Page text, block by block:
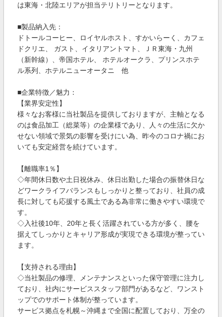
は東海・北陸エリアが担当テリトリーとなります。
■製品納入先：
ドトールコーヒー、ロイヤルホスト、すかいらーく、カフェ
ドクリエ、 ガスト、イタリアントマト、ＪＲ東海・九州
（新幹線）、帝国ホテル、 ホテルオークラ、プリンスホテ
ル系列、ホテルニューオータニ 他
■企業特徴／魅力：
【業界安定性】
様々なお客様に当社製品を提供しておりますが、主軸となる
のは食品加工（総菜等）の企業様であり、人々の生活に欠か
せない領域で景気の影響を受けにい為、昨今のコロナ禍にお
いても安定経営を続けています。
【離職率1％】
◇年間休日数や土日祝休み、休日出勤した場合の振替休日な
どワークライフバランスもしっかりと整っており、社員の成
長に対しても応援する風土である為非常に働きやすい環境で
す。
◇入社後10年、20年と長く活躍されている方が多く、腰を
据えてしっかりとキャリア形成が実現できる環境が整ってい
ます。
【支持される理由】
◇当社製品の修理、メンテナンスといった保守管理に注力し
ており、社内にサービススタッフ部門があるなど、ワンスト
ップでのサポート体制が整っています。
サービス拠点を札幌～沖縄まで全国に配置しており、万全の